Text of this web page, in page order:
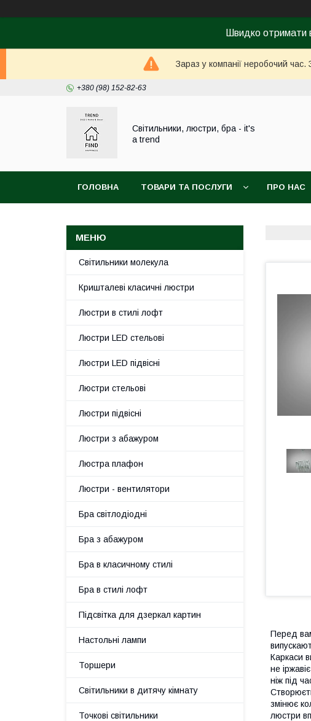
Швидко
Зараз у компанії неробочий
+380 (98) 152-82-63
Світильники, люстри, бра - it's
a trend
ГОЛОВНА ТОВАРИ ТА ПОСЛУГИ ПРО НАС
Перед
Каркаси
не
ніж під
змінює
люстри
Світильники молекула
Кришталеві класичні люстри
Люстри в стилі лофт
Люстри LED стельові
Люстри LED підвісні
Люстри стельові
Люстри підвісні
Люстри з абажуром
Люстра плафон
Люстри - вентилятори
Бра світлодіодні
Бра з абажуром
Бра в класичному стилі
Бра в стилі лофт
Підсвітка для дзеркал картин
Настольні лампи
Торшери
Світильники в дитячу кімнату
Точкові світильники